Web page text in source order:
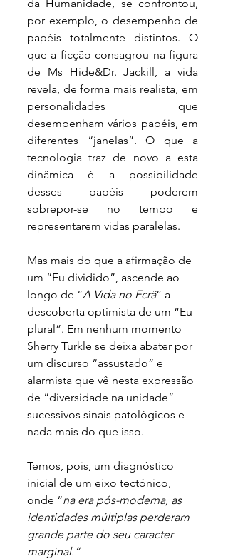
da Humanidade, se confrontou,
por exemplo, o desempenho de
papéis totalmente distintos. O
que a ficção consagrou na figura
de Ms Hide&Dr. Jackill, a vida
revela, de forma mais realista, em
personalidades que
desempenham vários papéis, em
diferentes “janelas”. O que a
tecnologia traz de novo a esta
dinâmica é a possibilidade
desses papéis poderem
sobrepor-se no tempo e
representarem vidas paralelas.
Mas mais do que a afirmação de
um “Eu dividido”, ascende ao
longo de “A Vida no Ecrã” a
descoberta optimista de um “Eu
plural”. Em nenhum momento
Sherry Turkle se deixa abater por
um discurso “assustado” e
alarmista que vê nesta expressão
de “diversidade na unidade”
sucessivos sinais patológicos e
nada mais do que isso.
Temos, pois, um diagnóstico
inicial de um eixo tectónico,
onde “na era pós-moderna, as
identidades múltiplas perderam
grande parte do seu caracter
marginal.”